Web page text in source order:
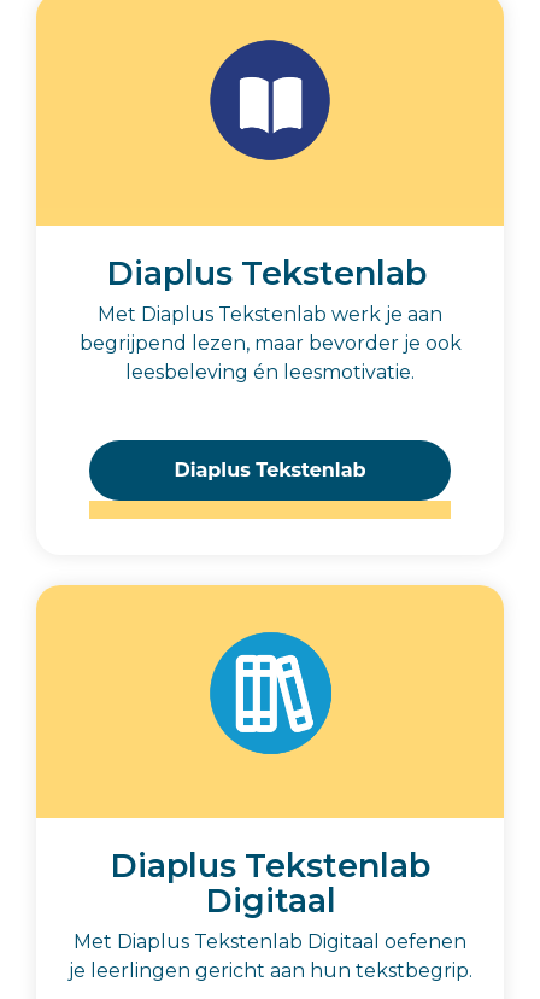
Diaplus Tekstenlab
Met Diaplus Tekstenlab werk je aan
begrijpend lezen, maar bevorder je ook
leesbeleving én leesmotivatie.
Diaplus Tekstenlab
Digitaal
Met Diaplus Tekstenlab Digitaal oefenen
je leerlingen gericht aan hun tekstbegrip.